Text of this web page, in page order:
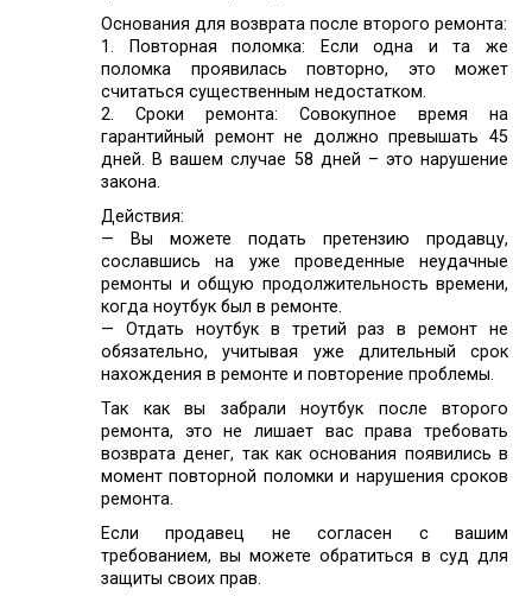
Основания для возврата после второго ремонта:
1. Повторная поломка: Если одна и та же
поломка проявилась повторно, это может
считаться существенным недостатком.
2. Сроки ремонта: Совокупное время на
гарантийный ремонт не должно превышать 45
дней. В вашем случае 58 дней – это нарушение
закона.
Действия:
— Вы можете подать претензию продавцу,
сославшись на уже проведенные неудачные
ремонты и общую продолжительность времени,
когда ноутбук был в ремонте.
— Отдать ноутбук в третий раз в ремонт не
обязательно, учитывая уже длительный срок
нахождения в ремонте и повторение проблемы.
Так как вы забрали ноутбук после второго
ремонта, это не лишает вас права требовать
возврата денег, так как основания появились в
момент повторной поломки и нарушения сроков
ремонта.
Если продавец не согласен с вашим
требованием, вы можете обратиться в суд для
защиты своих прав.